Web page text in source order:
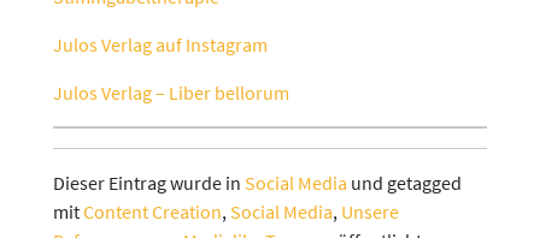
Julos Verlag auf Instagram
Julos Verlag – Liber bellorum
Dieser Eintrag wurde in Social Media und getagged
mitContent Creation, Social Media, Unsere